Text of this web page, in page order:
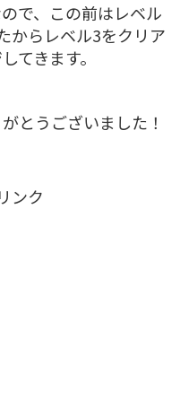
で、この前はレベル
からレベル3をクリア
てきます。
とうございました！
ンク